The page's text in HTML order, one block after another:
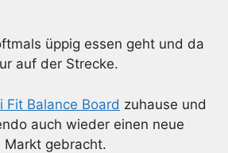
üppig essen geht und da
auf der Strecke.
Fit Balance Board zuhause und
auch wieder einen neue
Markt gebracht.